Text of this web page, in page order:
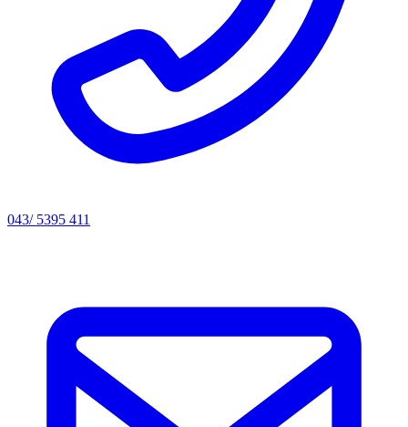
043/ 5395 411